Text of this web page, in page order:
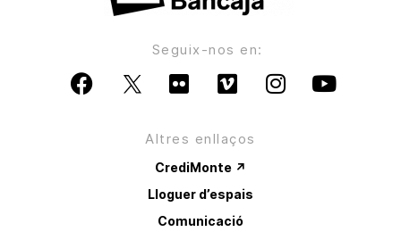
Seguix-nos en:
Altres enllaços
CrediMonte ↗
Lloguer d’espais
Comunicació